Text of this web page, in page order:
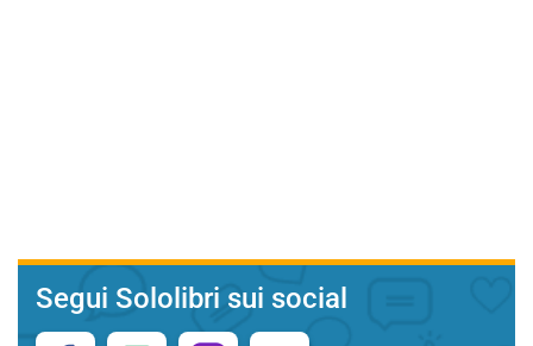
Segui Sololibri sui social